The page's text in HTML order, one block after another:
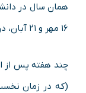
همان سال در
۱۶ مهر و ۲۱ آبان، در اعتراض به محاکمه مصدق برگزار شد.
چند هفته پس از
(که در زمان